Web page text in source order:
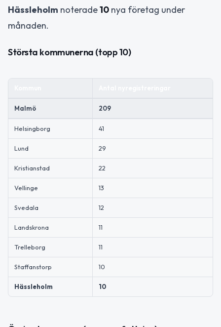
Hässleholm noterade10 nya företag under
månaden.
Största kommunerna (topp 10)
Malmö 209
Helsingborg 41
Lund 29
Kristianstad 22
Vellinge 13
Svedala 12
Landskrona 11
Trelleborg 11
Staffanstorp 10
Hässleholm 10